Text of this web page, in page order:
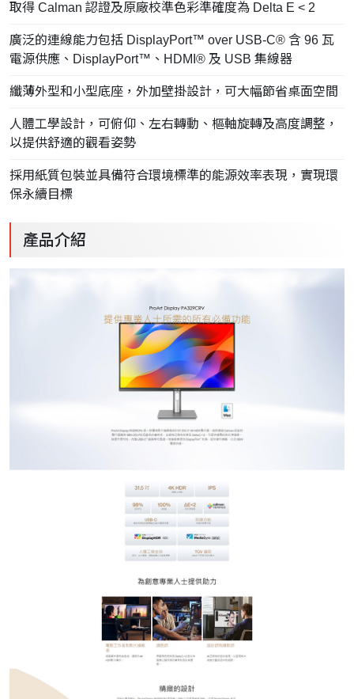
取得 Calman 認證及原廠校準色彩準確度為 Delta E < 2
廣泛的連線能力包括 DisplayPort™ over USB-C® 含 96 瓦
電源供應、DisplayPort™、HDMI® 及 USB 集線器
纖薄外型和小型底座，外加壁掛設計，可大幅節省桌面空間
人體工學設計，可俯仰、左右轉動、樞軸旋轉及高度調整，
以提供舒適的觀看姿勢
採用紙質包裝並具備符合環境標準的能源效率表現，實現環
保永續目標
產品介紹